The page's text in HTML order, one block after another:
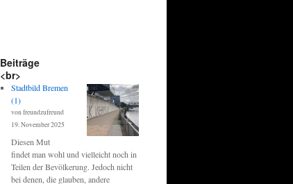
Beiträge
<br>
Stadtbild Bremen
(1)
von freundzufreund
19. November 2025
Diesen Mut
findet man wohl und vielleicht noch in
Teilen der Bevölkerung. Jedoch nicht
bei denen, die glauben, andere